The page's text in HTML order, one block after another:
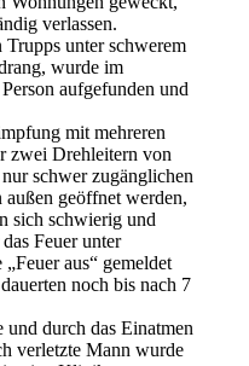
verlassen.
unter schwerem
wurde im
aufgefunden und
mit mehreren
zwei Drehleitern von
schwer zugänglichen
außen geöffnet werden,
sich schwierig und
Feuer unter
aus“ gemeldet
noch bis nach 7
und durch das Einatmen
verletzte Mann wurde